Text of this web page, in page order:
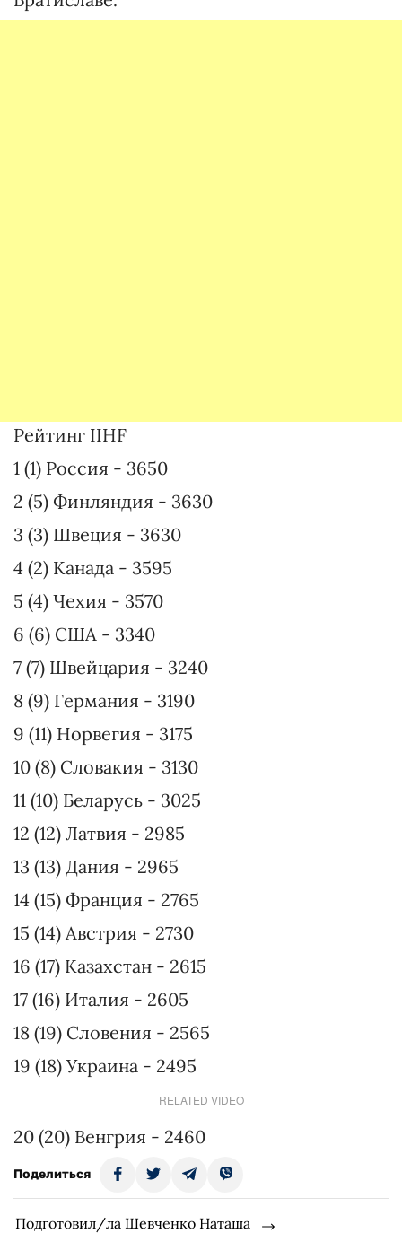
Рейтинг IIHF
1 (1) Россия - 3650
2 (5) Финляндия - 3630
3 (3) Швеция - 3630
4 (2) Канада - 3595
5 (4) Чехия - 3570
6 (6) США - 3340
7 (7) Швейцария - 3240
8 (9) Германия - 3190
9 (11) Норвегия - 3175
10 (8) Словакия - 3130
11 (10) Беларусь - 3025
12 (12) Латвия - 2985
13 (13) Дания - 2965
14 (15) Франция - 2765
15 (14) Австрия - 2730
16 (17) Казахстан - 2615
17 (16) Италия - 2605
18 (19) Словения - 2565
19 (18) Украина - 2495
RELATED VIDEO
20 (20) Венгрия - 2460
Поделиться
Подготовил/ла Шевченко Наташа